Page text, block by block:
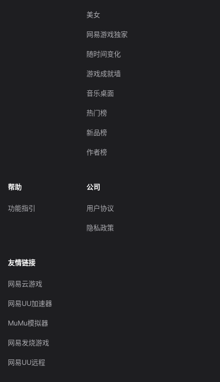
美女
网易游戏独家
随时间变化
游戏成就墙
音乐桌面
热门榜
新品榜
作者榜
帮助
功能指引
公司
用户协议
隐私政策
友情链接
网易云游戏
网易UU加速器
MuMu模拟器
网易发烧游戏
网易UU远程